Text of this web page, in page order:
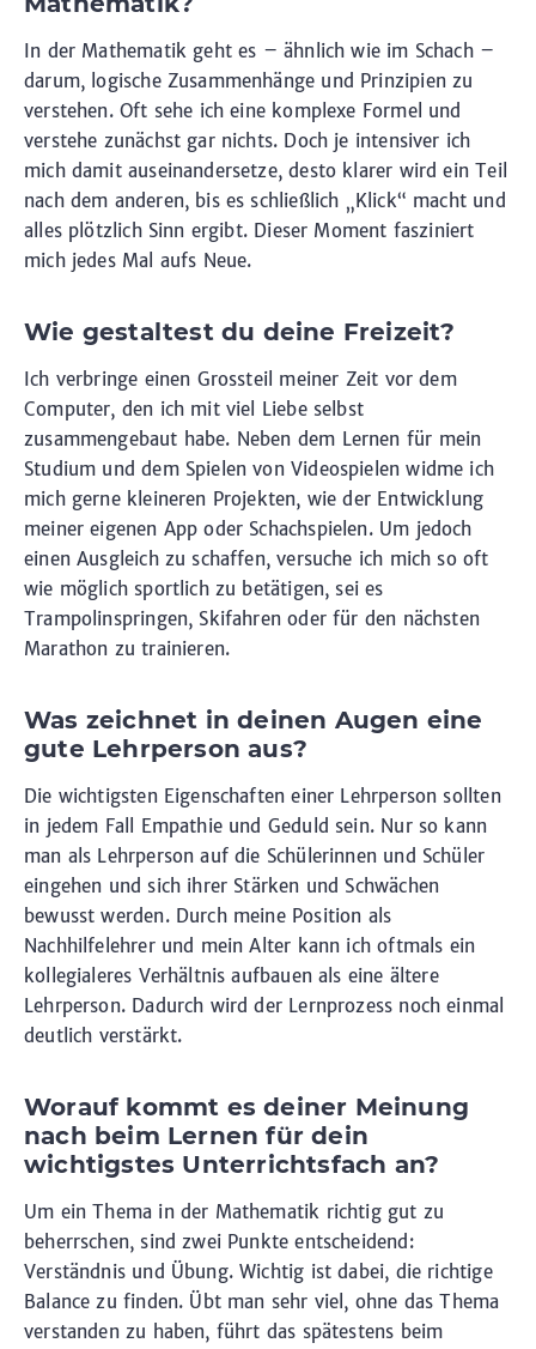
In der Mathematik geht es – ähnlich wie im Schach –
darum, logische Zusammenhänge und Prinzipien zu
verstehen. Oft sehe ich eine komplexe Formel und
verstehe zunächst gar nichts. Doch je intensiver ich
mich damit auseinandersetze, desto klarer wird ein Teil
nach dem anderen, bis es schließlich „Klick“ macht und
alles plötzlich Sinn ergibt. Dieser Moment fasziniert
mich jedes Mal aufs Neue.
Wie gestaltest du deine Freizeit?
Ich verbringe einen Grossteil meiner Zeit vor dem
Computer, den ich mit viel Liebe selbst
zusammengebaut habe. Neben dem Lernen für mein
Studium und dem Spielen von Videospielen widme ich
mich gerne kleineren Projekten, wie der Entwicklung
meiner eigenen App oder Schachspielen. Um jedoch
einen Ausgleich zu schaffen, versuche ich mich so oft
wie möglich sportlich zu betätigen, sei es
Trampolinspringen, Skifahren oder für den nächsten
Marathon zu trainieren.
Was zeichnet in deinen Augen eine
gute Lehrperson aus?
Die wichtigsten Eigenschaften einer Lehrperson sollten
in jedem Fall Empathie und Geduld sein. Nur so kann
man als Lehrperson auf die Schülerinnen und Schüler
eingehen und sich ihrer Stärken und Schwächen
bewusst werden. Durch meine Position als
Nachhilfelehrer und mein Alter kann ich oftmals ein
kollegialeres Verhältnis aufbauen als eine ältere
Lehrperson. Dadurch wird der Lernprozess noch einmal
deutlich verstärkt.
Worauf kommt es deiner Meinung
nach beim Lernen für dein
wichtigstes Unterrichtsfach an?
Um ein Thema in der Mathematik richtig gut zu
beherrschen, sind zwei Punkte entscheidend:
Verständnis und Übung. Wichtig ist dabei, die richtige
Balance zu finden. Übt man sehr viel, ohne das Thema
verstanden zu haben, führt das spätestens beim